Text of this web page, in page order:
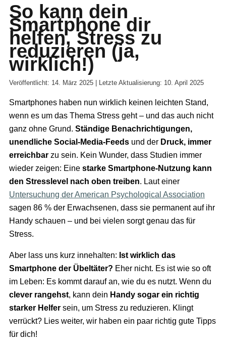
So kann dein
Smartphone dir
helfen, Stress zu
reduzieren (ja,
wirklich!)
Veröffentlicht: 14. März 2025 | Letzte Aktualisierung: 10. April 2025
Smartphones haben nun wirklich keinen leichten Stand,
wenn es um das Thema Stress geht – und das auch nicht
ganz ohne Grund. Ständige Benachrichtigungen,
unendliche Social-Media-Feeds und der Druck, immer
erreichbar zu sein. Kein Wunder, dass Studien immer
wieder zeigen: Eine starke Smartphone-Nutzung kann
den Stresslevel nach oben treiben. Laut einer
Untersuchung der American Psychological Association
sagen 86 % der Erwachsenen, dass sie permanent auf ihr
Handy schauen – und bei vielen sorgt genau das für
Stress.
Aber lass uns kurz innehalten: Ist wirklich das
Smartphone der Übeltäter? Eher nicht. Es ist wie so oft
im Leben: Es kommt darauf an, wie du es nutzt. Wenn du
clever rangehst, kann dein Handy sogar ein richtig
starker Helfer sein, um Stress zu reduzieren. Klingt
verrückt? Lies weiter, wir haben ein paar richtig gute Tipps
für dich!